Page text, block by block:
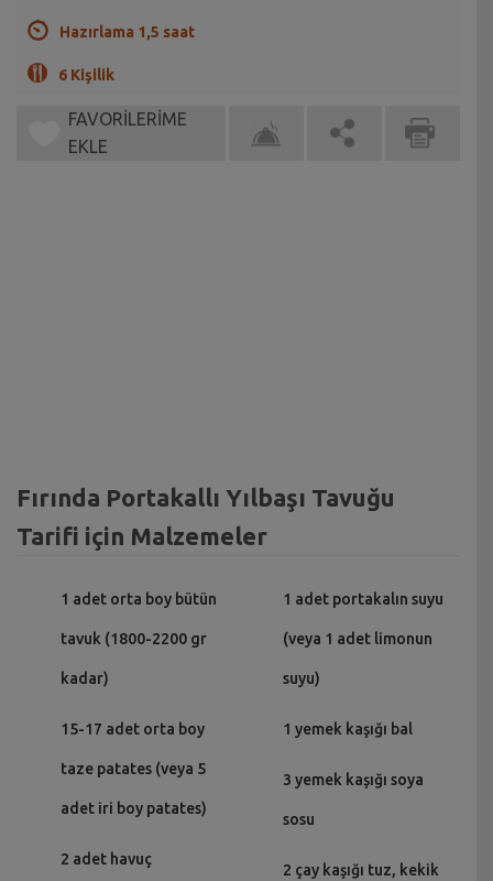
Hazırlama 1,5 saat
6 Kişilik
FAVORİLERİME
EKLE
Fırında Portakallı Yılbaşı Tavuğu
Tarifi için Malzemeler
1 adet orta boy bütün
tavuk (1800-2200 gr
kadar)
15-17 adet orta boy
taze patates (veya 5
adet iri boy patates)
2 adet havuç
1 adet portakalın suyu
(veya 1 adet limonun
suyu)
1 yemek kaşığı bal
3 yemek kaşığı soya
sosu
2 çay kaşığı tuz, kekik